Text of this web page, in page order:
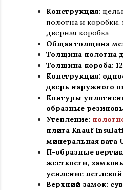
Конструкция:
полотна и коробки,
дверная коробка
Общая толщина
Толщина полотна
Толщина короба:
Конструкция:
дверь наружного
Контуры
образные
Утепление:
плита Knauf
минеральная вата
П-образные
жесткости,
усиление
Верхний замок: